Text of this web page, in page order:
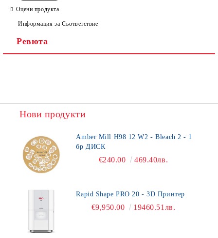
Оцени продукта
Информация за Съответствие
Ревюта
Нови продукти
Amber Mill H98 12 W2 - Bleach 2 - 1
бр ДИСК
€240.00 469.40лв.
Rapid Shape PRO 20 - 3D Принтер
€9,950.00 19460.51лв.